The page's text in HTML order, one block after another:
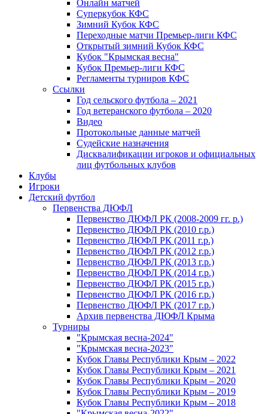
Онлайн матчей
Суперкубок КФС
Зимний Кубок КФС
Переходные матчи Премьер-лиги КФС
Открытый зимний Кубок КФС
Кубок "Крымская весна"
Кубок Премьер-лиги КФС
Регламенты турниров КФС
Ссылки
Год сельского футбола – 2021
Год ветеранского футбола – 2020
Видео
Протокольные данные матчей
Судейские назначения
Дисквалификации игроков и официальных
лиц футбольных клубов
Клубы
Игроки
Детский футбол
Первенства ДЮФЛ
Первенство ДЮФЛ РК (2008-2009 гг. р.)
Первенство ДЮФЛ РК (2010 г.р.)
Первенство ДЮФЛ РК (2011 г.р.)
Первенство ДЮФЛ РК (2012 г.р.)
Первенство ДЮФЛ РК (2013 г.р.)
Первенство ДЮФЛ РК (2014 г.р.)
Первенство ДЮФЛ РК (2015 г.р.)
Первенство ДЮФЛ РК (2016 г.р.)
Первенство ДЮФЛ РК (2017 г.р.)
Архив первенства ДЮФЛ Крыма
Турниры
"Крымская весна-2024"
"Крымская весна-2023"
Кубок Главы Республики Крым – 2022
Кубок Главы Республики Крым – 2021
Кубок Главы Республики Крым – 2020
Кубок Главы Республики Крым – 2019
Кубок Главы Республики Крым – 2018